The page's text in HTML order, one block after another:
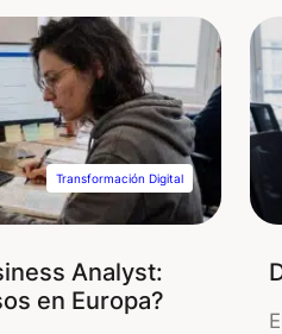
de escribir a
Aunque estas
Transformación Digital
Analyst:
en Europa?